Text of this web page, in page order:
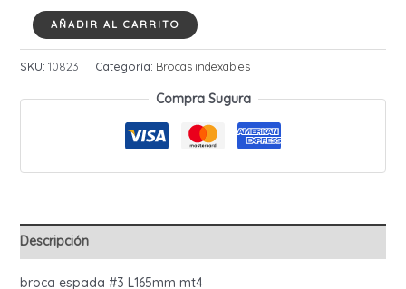
broca
espada
#3
AÑADIR AL CARRITO
SKU: 10823 Categoría: Brocas indexables
Compra Sugura
Descripción
broca espada #3 L165mm mt4